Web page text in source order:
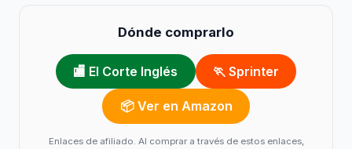
Dónde comprarlo
🏬 El Corte Inglés 🏃 Sprinter
📦 Ver en Amazon
Enlaces de afiliado. Al comprar a través de estos enlaces,